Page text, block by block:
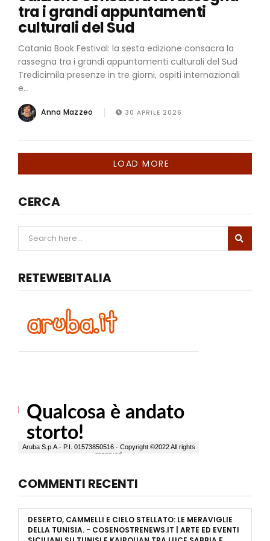
tra i grandi appuntamenti
culturali del Sud
Catania Book Festival: la sesta edizione consacra la
rassegna tra i grandi appuntamenti culturali del Sud
Tredicimila presenze in tre giorni, ospiti internazionali
e...
Anna Mazzeo 30 APRILE 2026
LOAD MORE
CERCA
RETEWEBITALIA
COMMENTI RECENTI
DESERTO, CAMMELLI E CIELO STELLATO: LE MERAVIGLIE
DELLA TUNISIA. - COSENOSTRENEWS.IT | ARTE ED EVENTI